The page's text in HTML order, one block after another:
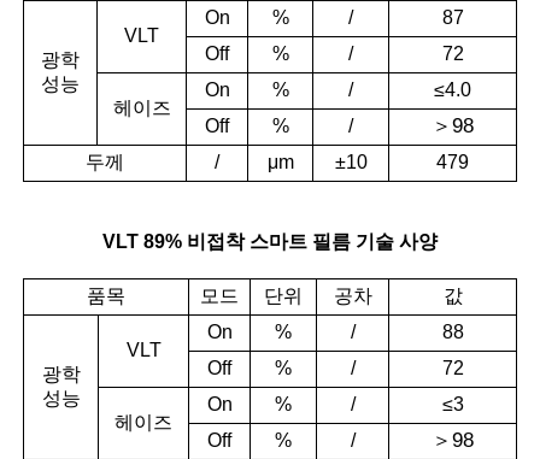
광학
성능
VLT
On % /
87
Off
% / 72
헤이즈
On % /
≤4.0
Off
% / ＞98
두께 / μm ±10 479
VLT 89% 비접착 스마트 필름 기술 사양
품목 모드 단위 공차 값
광학
성능
VLT
On % /
88
Off
% / 72
헤이즈
On % /
≤3
Off
% / ＞98